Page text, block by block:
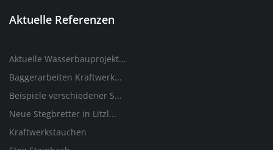
Aktuelle Referenzen
Aktuelle Wasserbauprojekt...
Baggerarbeiten Kraftwerk...
Beispiele verschiedener S...
Neue Stegbretter in Litzl...
Kraftwerkstauchen